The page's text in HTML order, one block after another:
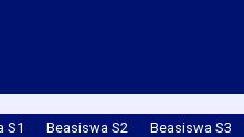
S1 Beasiswa S2 Beasiswa S3